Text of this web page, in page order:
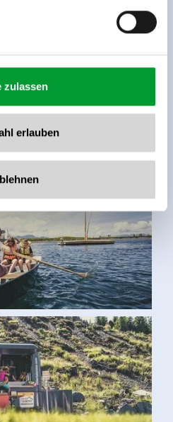
zulassen
erlauben
Wood-Lake-Balancezu